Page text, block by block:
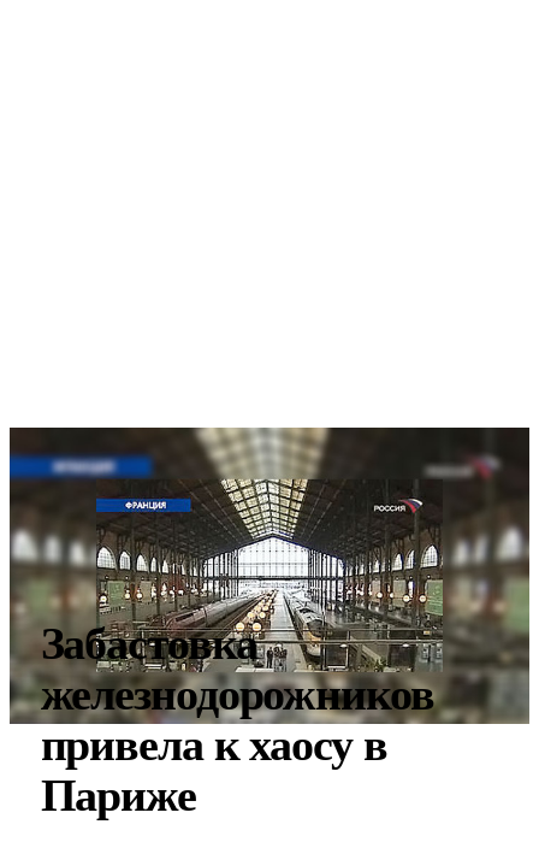
Забастовка
железнодорожников
привела к хаосу в
Париже